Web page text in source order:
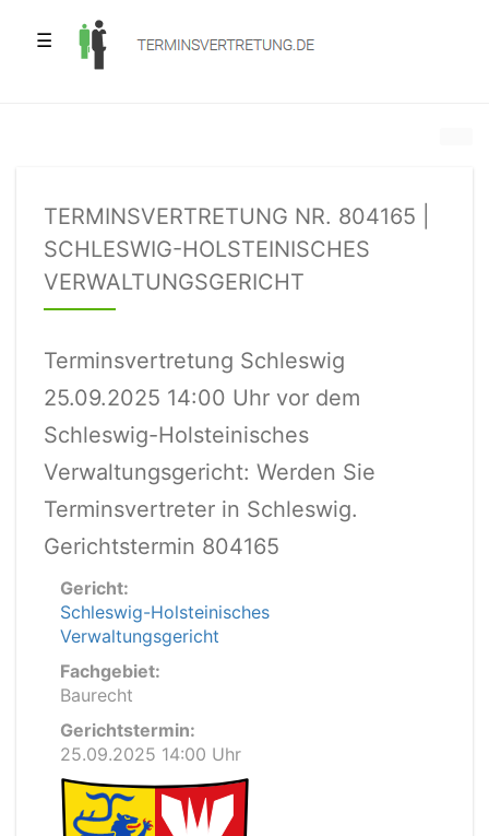
☰
TERMINSVERTRETUNG NR. 804165 |
SCHLESWIG-HOLSTEINISCHES
VERWALTUNGSGERICHT
Terminsvertretung Schleswig
25.09.2025 14:00 Uhr vor dem
Schleswig-Holsteinisches
Verwaltungsgericht: Werden Sie
Terminsvertreter in Schleswig.
Gerichtstermin 804165
Gericht:
Schleswig-Holsteinisches
Verwaltungsgericht
Fachgebiet:
Baurecht
Gerichtstermin:
25.09.2025 14:00 Uhr